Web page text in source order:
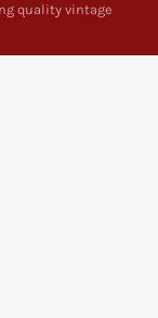
quality vintage